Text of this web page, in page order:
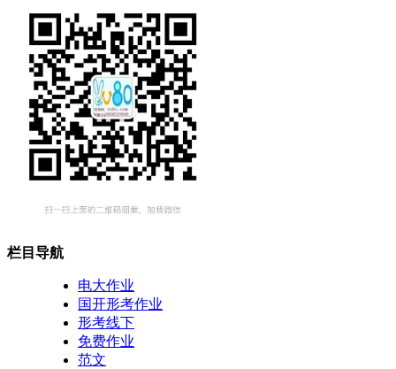
栏目导航
电大作业
国开形考作业
形考线下
免费作业
范文